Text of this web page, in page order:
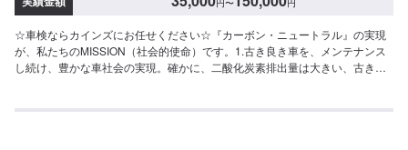
円〜 円
☆車検ならカインズにお任せください☆『カーボン・ニュートラル』の実現
が、私たちのMISSION（社会的使命）です。1.古き良き車を、メンテナンス
し続け、豊かな車社会の実現。確かに、二酸化炭素排出量は大きい、古き
スし続け、豊かな車社会に寄与していきます。2.EV（電気自動車）の普及に